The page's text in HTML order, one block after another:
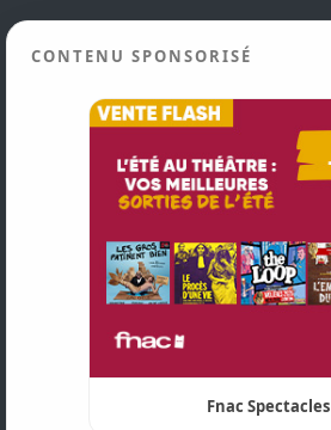
CONTENU SPONSORISÉ
Fnac Spectacles